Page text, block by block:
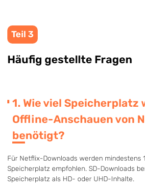
Teil 3
Häufig gestellte Fragen
1. Wie viel Speicherplatz
Offline-Anschauen von
benötigt?
Für Netflix-Downloads werden mindestens
Speicherplatz empfohlen. SD-Downloads
Speicherplatz als HD- oder UHD-Inhalte.